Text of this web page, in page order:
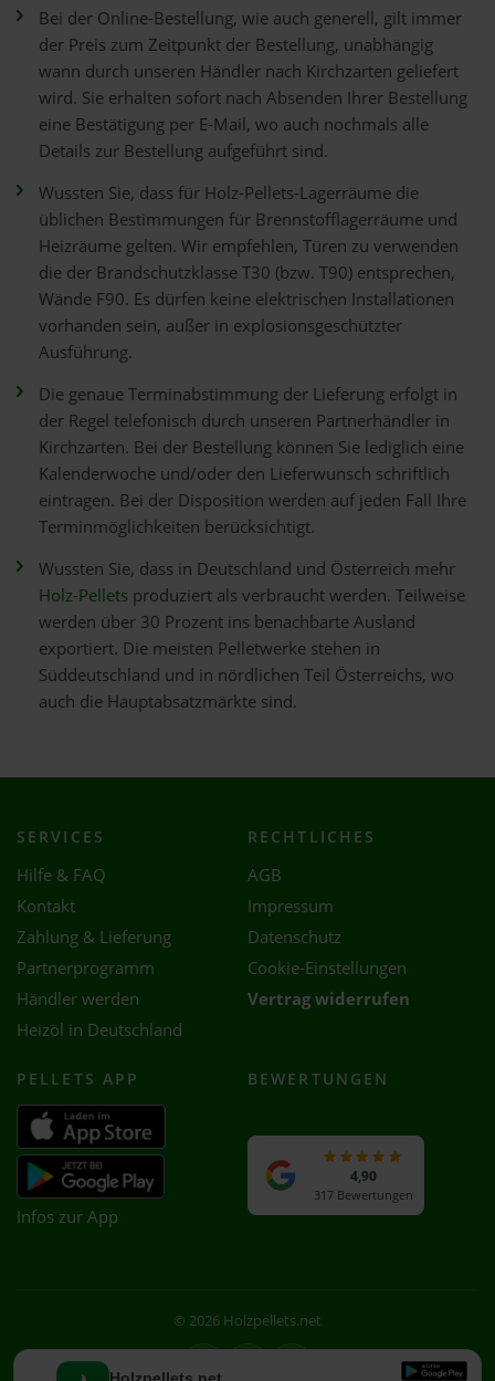
Bei der Online-Bestellung, wie auch generell, gilt immer
der Preis zum Zeitpunkt der Bestellung, unabhängig
wann durch unseren Händler nach Kirchzarten geliefert
wird. Sie erhalten sofort nach Absenden Ihrer Bestellung
eine Bestätigung per E-Mail, wo auch nochmals alle
Details zur Bestellung aufgeführt sind.
Wussten Sie, dass für Holz-Pellets-Lagerräume die
üblichen Bestimmungen für Brennstofflagerräume und
Heizräume gelten. Wir empfehlen, Türen zu verwenden
die der Brandschutzklasse T30 (bzw. T90) entsprechen,
Wände F90. Es dürfen keine elektrischen Installationen
vorhanden sein, außer in explosionsgeschützter
Ausführung.
Die genaue Terminabstimmung der Lieferung erfolgt in
der Regel telefonisch durch unseren Partnerhändler in
Kirchzarten. Bei der Bestellung können Sie lediglich eine
Kalenderwoche und/oder den Lieferwunsch schriftlich
eintragen. Bei der Disposition werden auf jeden Fall Ihre
Terminmöglichkeiten berücksichtigt.
Wussten Sie, dass in Deutschland und Österreich mehr
Holz-Pellets produziert als verbraucht werden. Teilweise
werden über 30 Prozent ins benachbarte Ausland
exportiert. Die meisten Pelletwerke stehen in
Süddeutschland und in nördlichen Teil Österreichs, wo
auch die Hauptabsatzmärkte sind.
Holzpellets.net
SERVICES
Hilfe & FAQ
Kontakt
Zahlung & Lieferung
Partnerprogramm
Händler werden
Heizöl in Deutschland
RECHTLICHES
AGB
Impressum
Datenschutz
Cookie-Einstellungen
Vertrag widerrufen
PELLETS APP
Infos zur App
BEWERTUNGEN
4,90
317 Bewertungen
© 2026 Holzpellets.net
Facebook